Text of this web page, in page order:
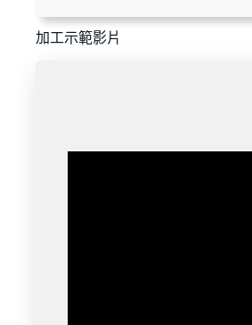
加工示範影片